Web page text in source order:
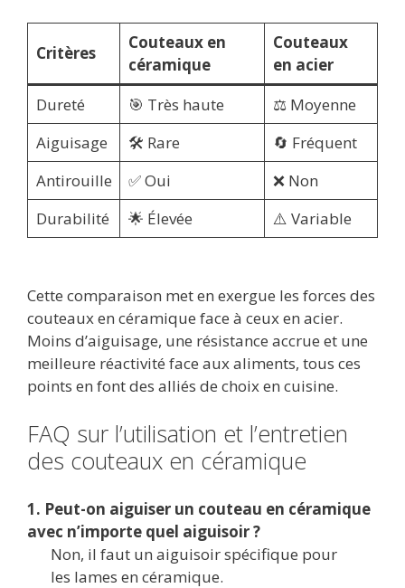
Critères
Couteaux en
céramique
Couteaux
en acier
Dureté
🎯 Très haute
⚖️ Moyenne
Aiguisage
🛠️ Rare
🔄 Fréquent
Antirouille
✅ Oui
❌ Non
Durabilité
🌟 Élevée ⚠️ Variable
Cette comparaison met en exergue les forces des
couteaux en céramique face à ceux en acier.
Moins d’aiguisage, une résistance accrue et une
meilleure réactivité face aux aliments, tous ces
points en font des alliés de choix en cuisine.
FAQ sur l’utilisation et l’entretien
des couteaux en céramique
1. Peut-on aiguiser un couteau en céramique
avec n’importe quel aiguisoir ?
Non, il faut un aiguisoir spécifique pour
les lames en céramique.